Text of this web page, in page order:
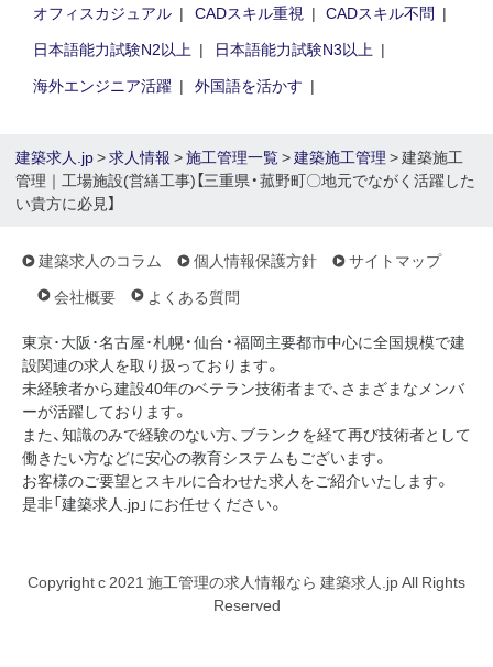
オフィスカジュアル
CADスキル重視
CADスキル不問
日本語能力試験N2以上
日本語能力試験N3以上
海外エンジニア活躍
外国語を活かす
建築求人.jp>求人情報 >施工管理一覧>建築施工管理 > 建築施工
管理｜工場施設(営繕工事)【三重県・菰野町〇地元でながく活躍した
い貴方に必見】
建築求人のコラム 個人情報保護方針
サイトマップ
会社概要
よくある質問
東京･大阪･名古屋･札幌・仙台・福岡主要都市中心に全国規模で建
設関連の求人を取り扱っております。
未経験者から建設40年のベテラン技術者まで、さまざまなメンバ
ーが活躍しております。
また、知識のみで経験のない方、ブランクを経て再び技術者として
働きたい方などに安心の教育システムもございます。
お客様のご要望とスキルに合わせた求人をご紹介いたします。
是非「建築求人.jp」にお任せください。
Copyright c 2021 施工管理の求人情報なら 建築求人.jp All Rights
Reserved